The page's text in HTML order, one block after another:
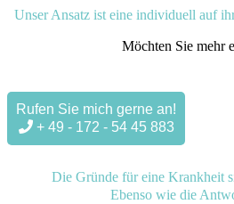
Unser Ansatz ist eine individuell auf
Möchten Sie mehr
Rufen Sie mich gerne an!
+ 49 - 172 - 54 45 883
Die Gründe für eine Krankheit
Ebenso wie die